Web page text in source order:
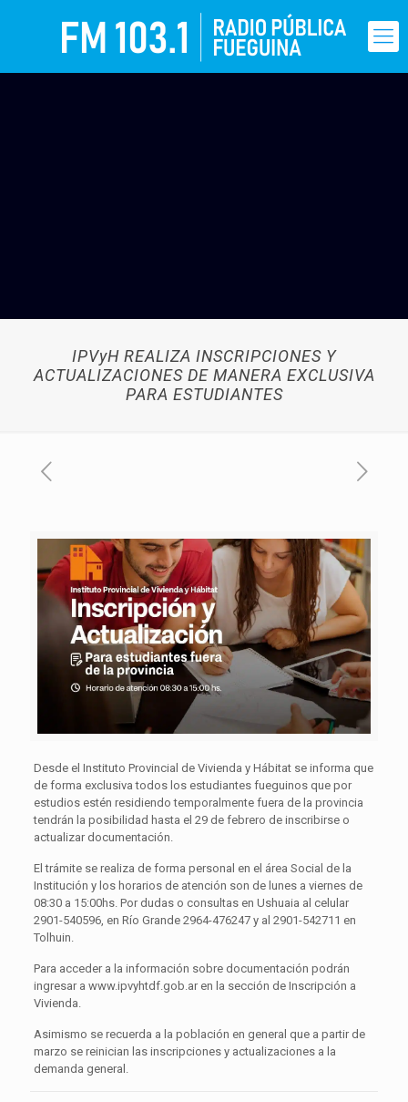
IPVyH REALIZA INSCRIPCIONES Y
ACTUALIZACIONES DE MANERA EXCLUSIVA
PARA ESTUDIANTES
Desde el Instituto Provincial de Vivienda y Hábitat se informa que
de forma exclusiva todos los estudiantes fueguinos que por
estudios estén residiendo temporalmente fuera de la provincia
tendrán la posibilidad hasta el 29 de febrero de inscribirse o
actualizar documentación.
El trámite se realiza de forma personal en el área Social de la
Institución y los horarios de atención son de lunes a viernes de
08:30 a 15:00hs. Por dudas o consultas en Ushuaia al celular
2901-540596, en Río Grande 2964-476247 y al 2901-542711 en
Tolhuin.
Para acceder a la información sobre documentación podrán
ingresar a www.ipvyhtdf.gob.ar en la sección de Inscripción a
Vivienda.
Asimismo se recuerda a la población en general que a partir de
marzo se reinician las inscripciones y actualizaciones a la
demanda general.